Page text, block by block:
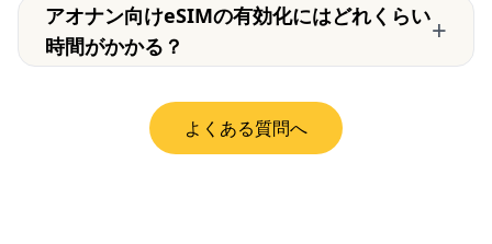
アオナン向けeSIMの有効化にはどれくらい
時間がかかる？
+
よくある質問へ